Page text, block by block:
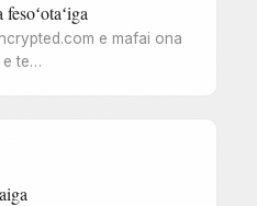
e mafai ona
e te…